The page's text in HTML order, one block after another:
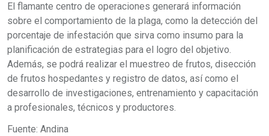
El flamante centro de operaciones generará información
sobre el comportamiento de la plaga, como la detección del
porcentaje de infestación que sirva como insumo para la
planificación de estrategias para el logro del objetivo.
Además, se podrá realizar el muestreo de frutos, disección
de frutos hospedantes y registro de datos, así como el
desarrollo de investigaciones, entrenamiento y capacitación
a profesionales, técnicos y productores.
Fuente: Andina